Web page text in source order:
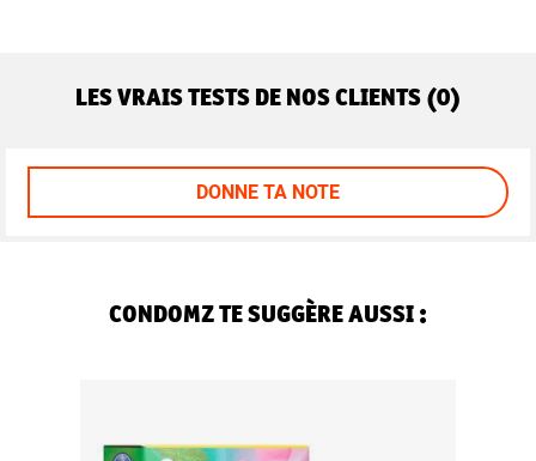
LES VRAIS TESTS DE NOS CLIENTS (0)
DONNE TA NOTE
CONDOMZ TE SUGGÈRE AUSSI :